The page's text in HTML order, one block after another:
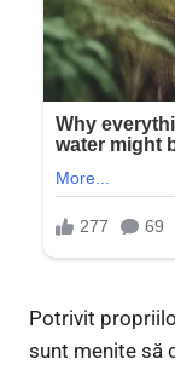
Potrivit
sunt menite să